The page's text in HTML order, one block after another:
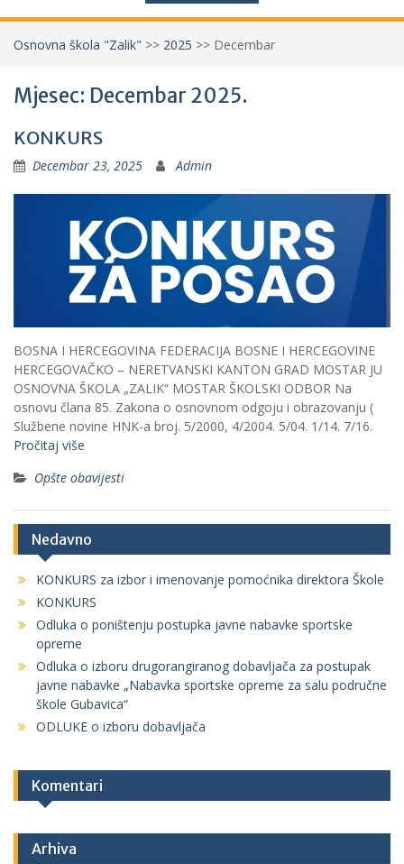
Osnovna škola "Zalik" >> 2025 >> Decembar
Mjesec: Decembar 2025.
KONKURS
Decembar 23, 2025 Admin
BOSNA I HERCEGOVINA FEDERACIJA BOSNE I HERCEGOVINE
HERCEGOVAČKO – NERETVANSKI KANTON GRAD MOSTAR JU
OSNOVNA ŠKOLA „ZALIK“ MOSTAR ŠKOLSKI ODBOR Na
osnovu člana 85. Zakona o osnovnom odgoju i obrazovanju (
Službene novine HNK-a broj. 5/2000, 4/2004. 5/04. 1/14. 7/16.
Pročitaj više
Opšte obavijesti
Nedavno
KONKURS za izbor i imenovanje pomoćnika direktora Škole
KONKURS
Odluka o poništenju postupka javne nabavke sportske
opreme
Odluka o izboru drugorangiranog dobavljača za postupak
javne nabavke „Nabavka sportske opreme za salu područne
škole Gubavica“
ODLUKE o izboru dobavljača
Komentari
Arhiva